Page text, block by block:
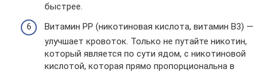
быстрее.
Витамин РР (никотиновая кислота, витамин В3) —
улучшает кровоток. Только не путайте никотин,
который является по сути ядом, с никотиновой
кислотой, которая прямо пропорциональна в